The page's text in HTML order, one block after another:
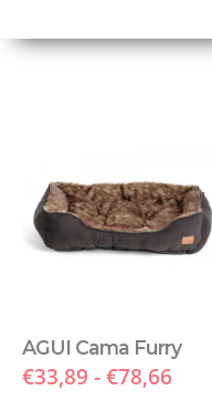
AGUI Cama Furry
€33,89 - €78,66